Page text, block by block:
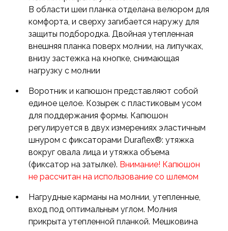
В области шеи планка отделана велюром для
комфорта, и сверху загибается наружу для
защиты подбородка. Двойная утепленная
внешняя планка поверх молнии, на липучках,
внизу застежка на кнопке, снимающая
нагрузку с молнии
Воротник и капюшон представляют собой
единое целое. Козырек с пластиковым усом
для поддержания формы. Капюшон
регулируется в двух измерениях эластичным
шнуром с фиксаторами Duraflex®: утяжка
вокруг овала лица и утяжка объема
(фиксатор на затылке). Внимание! Капюшон
не рассчитан на использование со шлемом
Нагрудные карманы на молнии, утепленные,
вход под оптимальным углом. Молния
прикрыта утепленной планкой. Мешковина